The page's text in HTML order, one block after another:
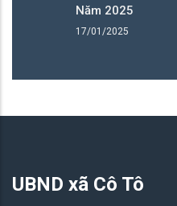
Năm 2025
17/01/2025
UBND xã Cô Tô